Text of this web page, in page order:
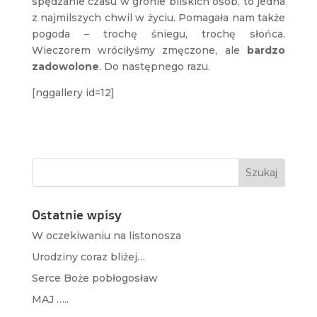
z najmilszych chwil w życiu. Pomagała nam także
pogoda – trochę śniegu, trochę słońca.
Wieczorem wróciłyśmy zmęczone, ale bardzo
zadowolone. Do następnego razu.
[nggallery id=12]
Ostatnie wpisy
W oczekiwaniu na listonosza
Urodziny coraz bliżej…
Serce Boże pobłogosław
MAJ …..